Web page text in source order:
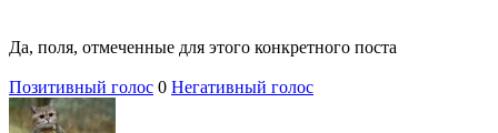
Да, поля, отмеченные для этого конкретного поста
Позитивный голос 0 Негативный голос